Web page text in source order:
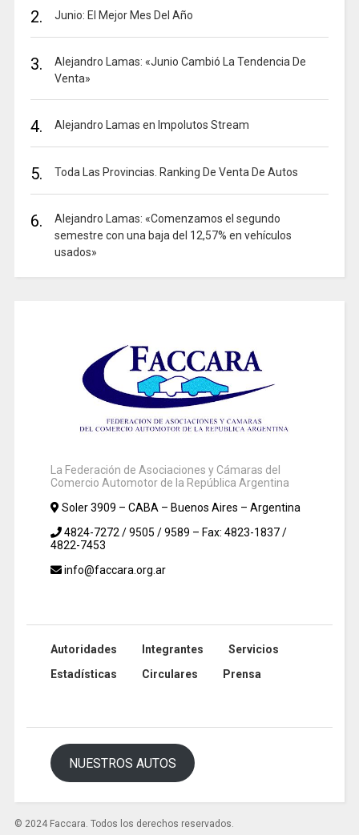
2. Junio: El Mejor Mes Del Año
3.
Alejandro Lamas: «Junio Cambió La Tendencia De
Venta»
4. Alejandro Lamas en Impolutos Stream
5. Toda Las Provincias. Ranking De Venta De Autos
6.
Alejandro Lamas: «Comenzamos el segundo
semestre con una baja del 12,57% en vehículos
usados»
La Federación de Asociaciones y Cámaras del
Comercio Automotor de la República Argentina
Soler 3909 – CABA – Buenos Aires – Argentina
4824-7272 / 9505 / 9589 – Fax: 4823-1837 /
4822-7453
info@faccara.org.ar
Autoridades Integrantes
Servicios
Estadísticas
Circulares Prensa
NUESTROS AUTOS
© 2024 Faccara. Todos los derechos reservados.